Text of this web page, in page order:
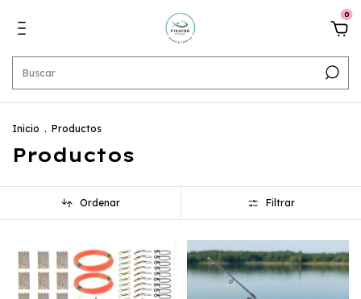
0
Inicio . Productos
Productos
Ordenar Filtrar